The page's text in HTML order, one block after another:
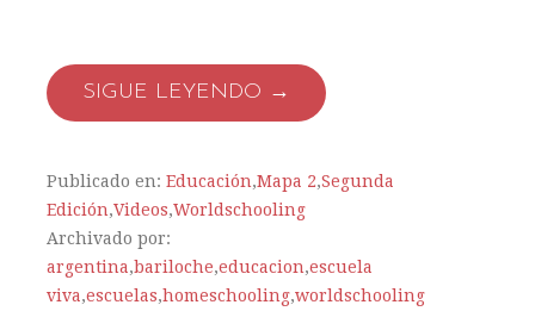
SIGUE LEYENDO →
Publicado en: Educación,Mapa 2,Segunda
Edición,Videos,Worldschooling
Archivado por:
argentina,bariloche,educacion,escuela
viva,escuelas,homeschooling,worldschooling